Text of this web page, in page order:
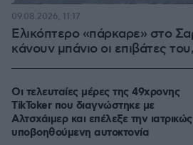
Loaded
Ελικόπτερο «πάρκαρε» στο
κάνουν μπάνιο οι επιβάτες
09.08.2026, 11:17
Οι τελευταίες μέρες της 49χρονης
TikToker που διαγνώστηκε με
Αλτσχάιμερ και επέλεξε την ιατρικώς
υποβοηθούμενη αυτοκτονία